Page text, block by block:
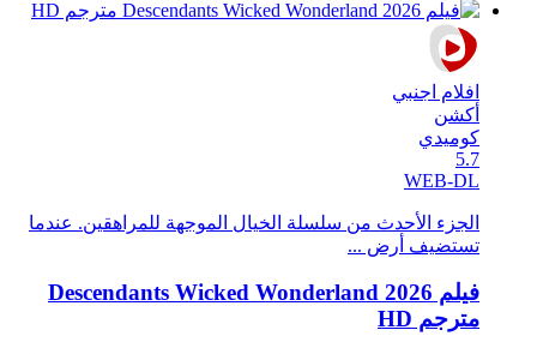
افلام اجنبي
أكشن
كوميدي
5.7
WEB-DL
الجزء الأحدث من سلسلة الخيال الموجهة للمراهقين. عندما
تستضيف أرض ...
فيلم Descendants Wicked Wonderland 2026
مترجم HD